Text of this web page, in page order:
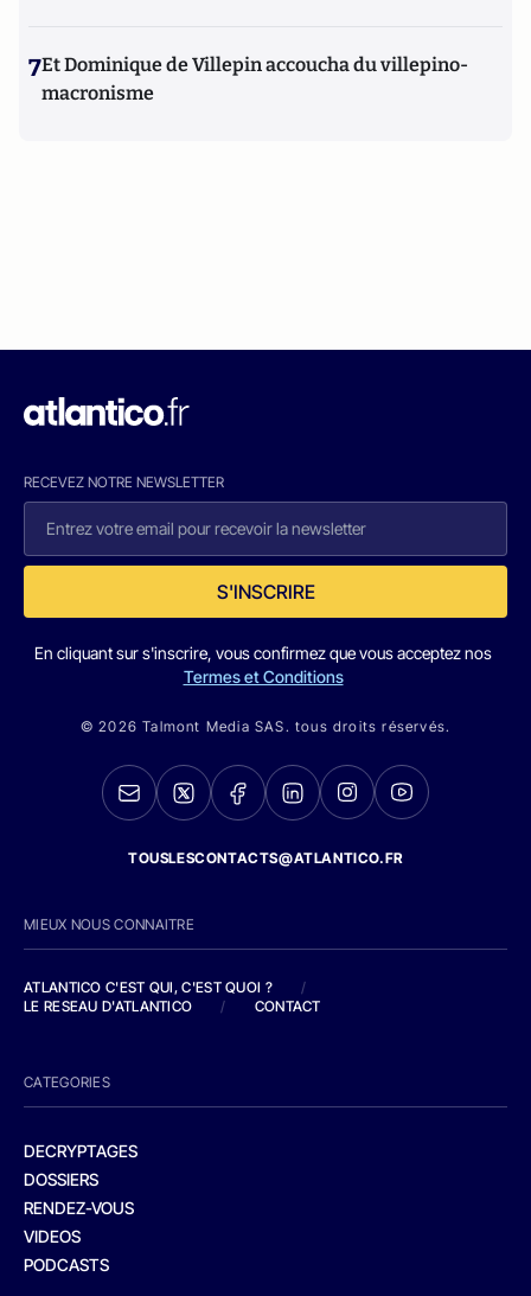
7Et Dominique de Villepin accoucha du villepino-
macronisme
RECEVEZ NOTRE NEWSLETTER
S'INSCRIRE
En cliquant sur s'inscrire, vous confirmez que vous acceptez nos
Termes et Conditions
© 2026 Talmont Media SAS. tous droits réservés.
TOUSLESCONTACTS@ATLANTICO.FR
MIEUX NOUS CONNAITRE
ATLANTICO C'EST QUI, C'EST QUOI ?
/
LE RESEAU D'ATLANTICO
/ CONTACT
CATEGORIES
DECRYPTAGES
DOSSIERS
RENDEZ-VOUS
VIDEOS
PODCASTS